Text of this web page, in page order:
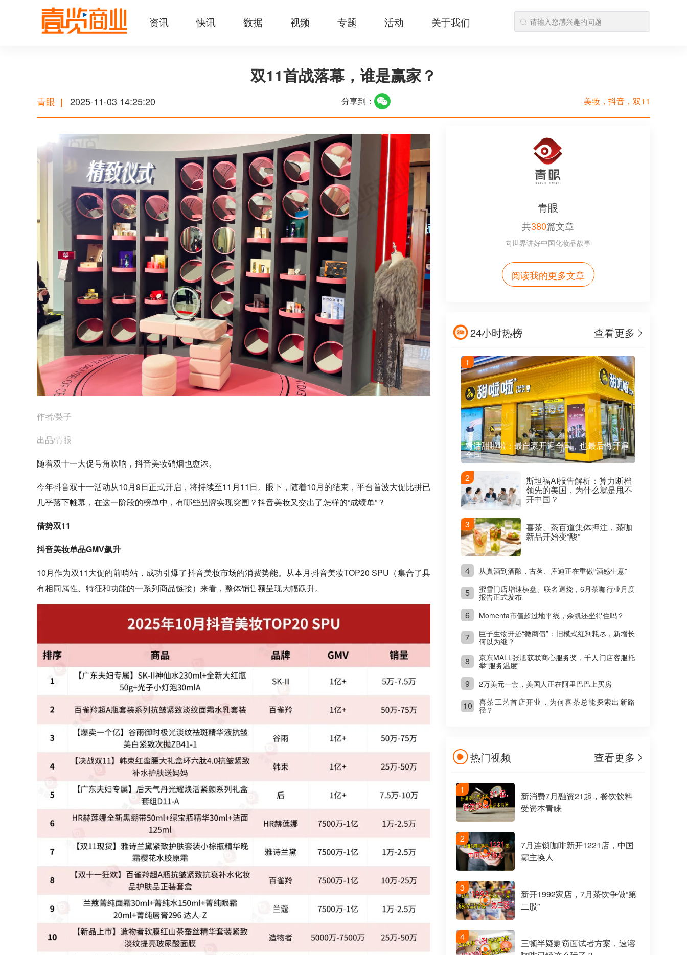
资讯 快讯 数据 视频 专题 活动 关于我们
双11首战落幕，谁是赢家？
青眼 | 2025-11-03 14:25:20 分享到： 美妆，抖音，双11
作者/梨子
出品/青眼
随着双十一大促号角吹响， 抖音美妆硝烟也愈浓。
今年抖音双十一活动从10月9日正式开启，将持续至11月11日。眼下，随着10月的结束，平台首波大促比拼已
几乎落下帷幕，在这一阶段的榜单中，有哪些品牌实现突围？抖音美妆又交出了怎样的“成绩单”？
借势双11
抖音美妆单品GMV飙升
10月作为双11大促的前哨站，成功引爆了抖音美妆市场的消费势能。从本月抖音美妆TOP20 SPU（集合了具
有相同属性、特征和功能的一系列商品链接）来看，整体销售额呈现大幅跃升。
青眼
共380篇文章
向世界讲好中国化妆品故事
阅读我的更多文章
24小时热榜 查看更多
对话甜啦啦：最自豪开遍全国，也最后悔开遍
全国
1
斯坦福AI报告解析：算力断档
领先的美国，为什么就是甩不
开中国？
2
喜茶、茶百道集体押注，茶咖
新品开始变“酸”
3
4 从真酒到酒酿，古茗、库迪正在重做“酒感生意”
5
蜜雪门店增速横盘、联名退烧，6月茶咖行业月度
报告正式发布
6 Momenta市值超过地平线，余凯还坐得住吗？
7
巨子生物开还“微商债”：旧模式红利耗尽，新增长
何以为继？
8
京东MALL张旭获联商心服务奖，千人门店客服托
举“服务温度”
9 2万美元一套，美国人正在阿里巴巴上买房
10
喜茶工艺首店开业，为何喜茶总能探索出新路
径？
热门视频 查看更多
1
新消费7月融资21起，餐饮饮料
受资本青睐
2
7月连锁咖啡新开1221店，中国
霸主换人
3
新开1992家店，7月茶饮争做“第
二股”
4
三顿半疑剽窃面试者方案，速溶